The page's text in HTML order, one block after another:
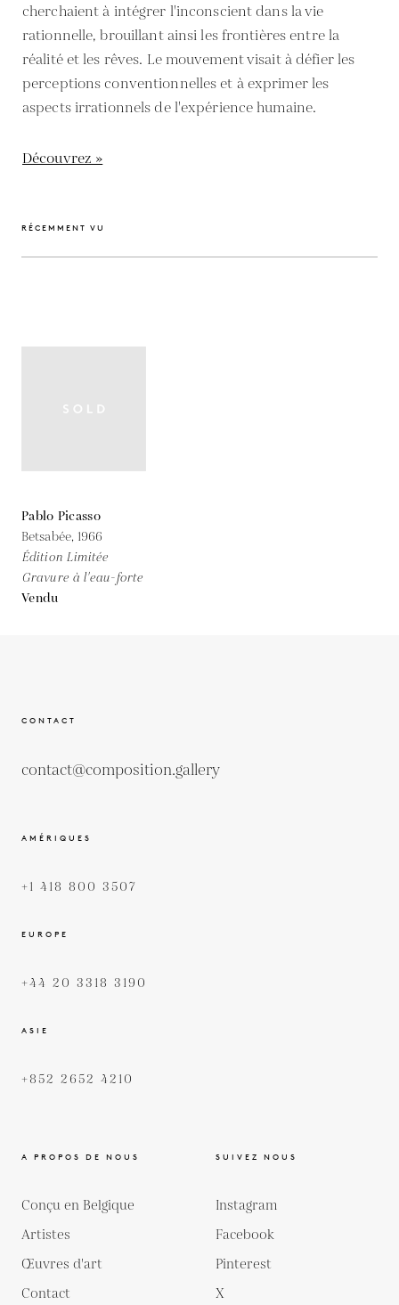
cherchaient à intégrer l'inconscient dans la vie
rationnelle, brouillant ainsi les frontières entre la
réalité et les rêves. Le mouvement visait à défier les
perceptions conventionnelles et à exprimer les
aspects irrationnels de l'expérience humaine.
Découvrez »
RÉCEMMENT VU
Pablo Picasso
Betsabée, 1966
Édition Limitée
Gravure à l'eau-forte
Vendu
CONTACT
contact@composition.gallery
AMÉRIQUES
+1 418 800 3507
EUROPE
+44 20 3318 3190
ASIE
+852 2652 4210
A PROPOS DE NOUS
Conçu en Belgique
Artistes
Œuvres d'art
Contact
SUIVEZ NOUS
Instagram
Facebook
Pinterest
X